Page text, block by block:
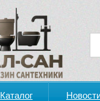
Каталог